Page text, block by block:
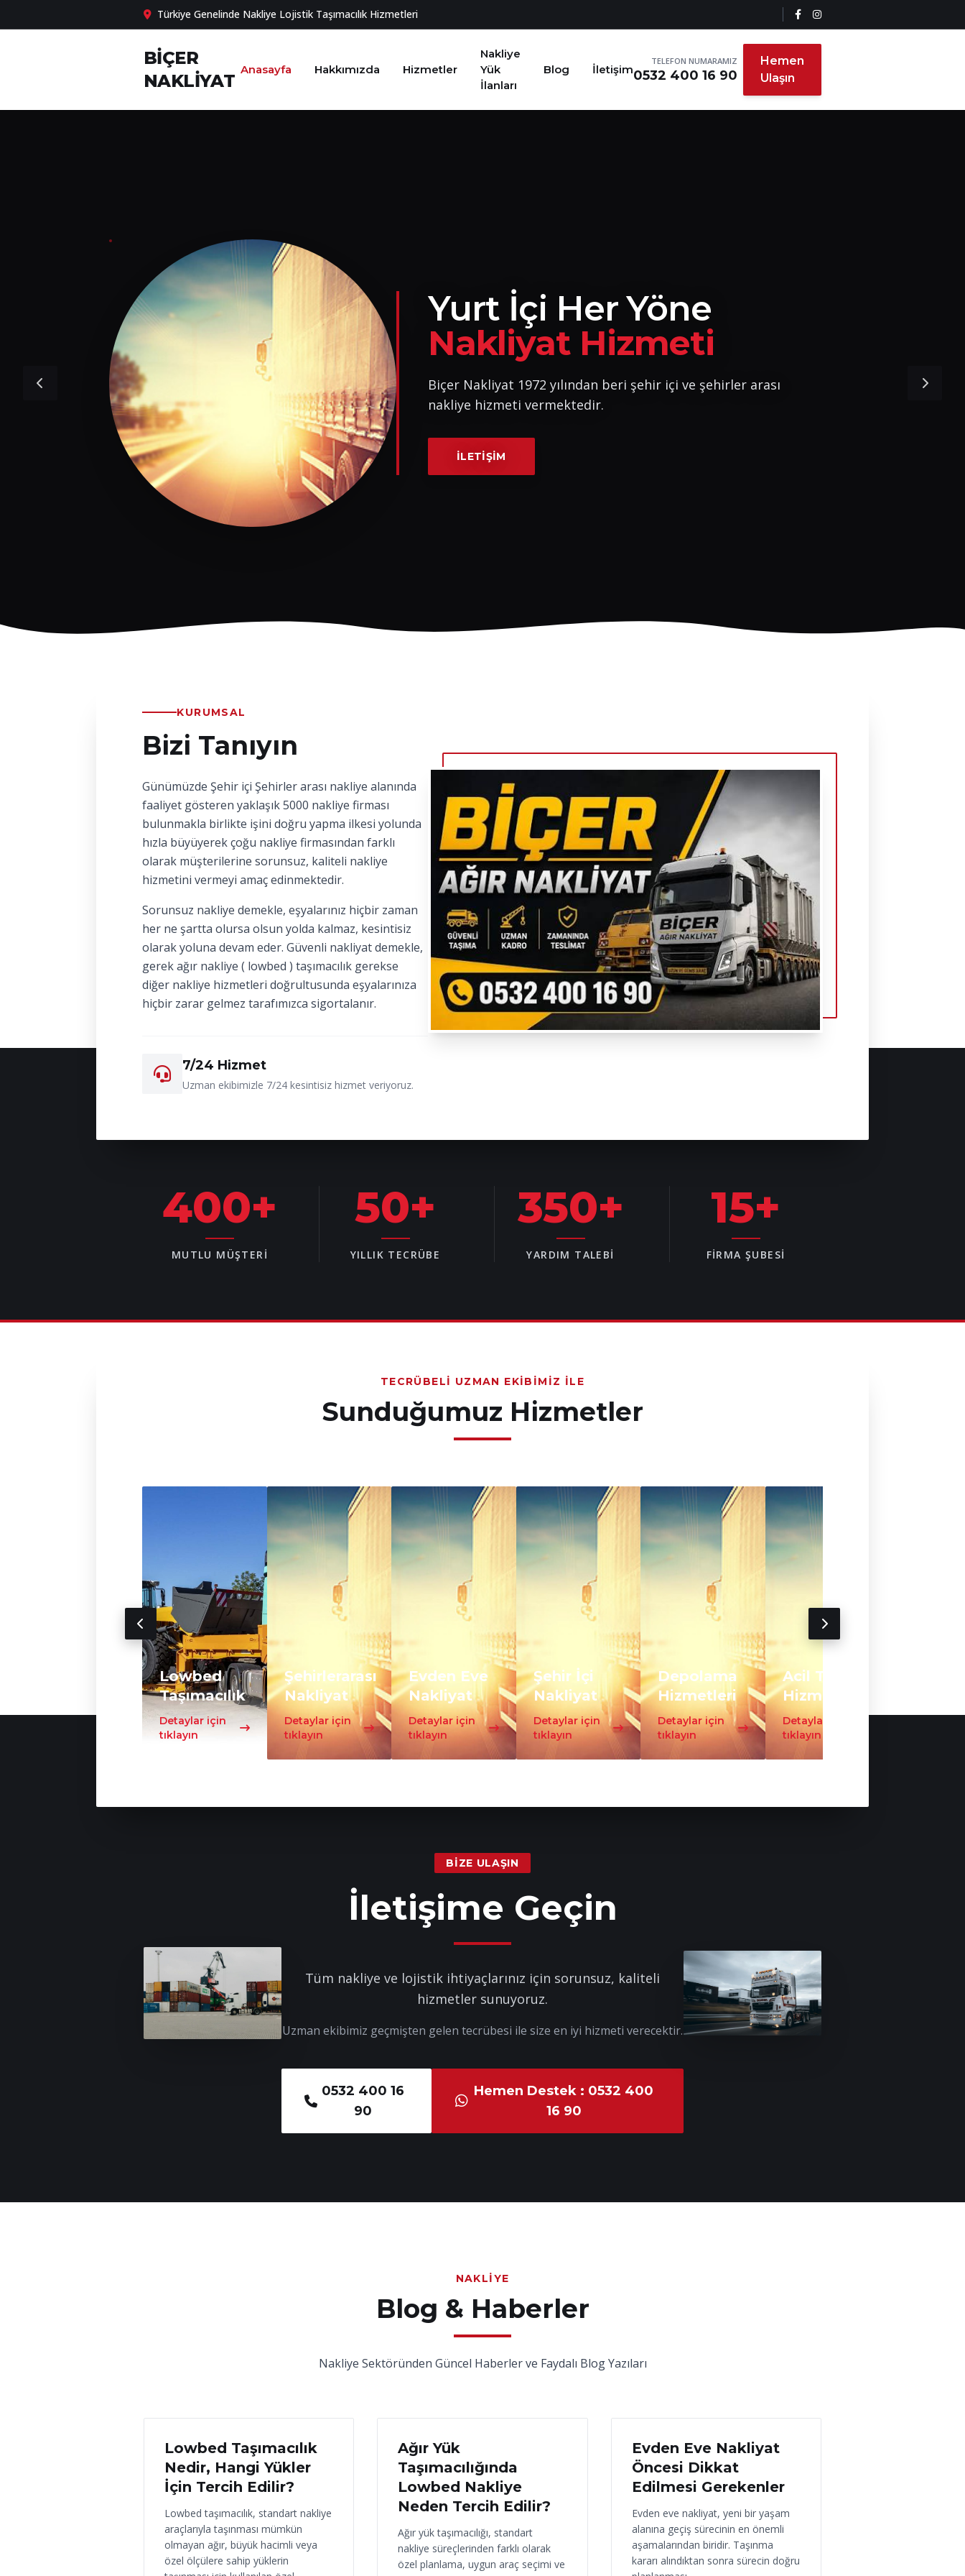
Türkiye Genelinde Nakliye Lojistik Taşımacılık Hizmetleri
BİÇER
NAKLİYAT
Anasayfa Hakkımızda Hizmetler
Nakliye
Yük
İlanları
Blog İletişim
TELEFON NUMARAMIZ
0532 400 16 90
Hemen
Ulaşın
Yurt İçi Her Yöne
Nakliyat Hizmeti
Biçer Nakliyat 1972 yılından beri şehir içi ve şehirler arası
nakliye hizmeti vermektedir.
İLETIŞIM
KURUMSAL
Bizi Tanıyın
Günümüzde Şehir içi Şehirler arası nakliye alanında
faaliyet gösteren yaklaşık 5000 nakliye firması
bulunmakla birlikte işini doğru yapma ilkesi yolunda
hızla büyüyerek çoğu nakliye firmasından farklı
olarak müşterilerine sorunsuz, kaliteli nakliye
hizmetini vermeyi amaç edinmektedir.
Sorunsuz nakliye demekle, eşyalarınız hiçbir zaman
her ne şartta olursa olsun yolda kalmaz, kesintisiz
olarak yoluna devam eder. Güvenli nakliyat demekle,
gerek ağır nakliye ( lowbed ) taşımacılık gerekse
diğer nakliye hizmetleri doğrultusunda eşyalarınıza
hiçbir zarar gelmez tarafımızca sigortalanır.
7/24 Hizmet
Uzman ekibimizle 7/24 kesintisiz hizmet veriyoruz.
400+
MUTLU MÜŞTERI
50+
YILLIK TECRÜBE
350+
YARDIM TALEBI
15+
FIRMA ŞUBESI
TECRÜBELI UZMAN EKIBIMIZ İLE
Sunduğumuz Hizmetler
Lowbed
Taşımacılık
Detaylar için
tıklayın
Şehirlerarası
Nakliyat
Detaylar için
tıklayın
Evden Eve
Nakliyat
Detaylar için
tıklayın
Şehir İçi
Nakliyat
Detaylar için
tıklayın
Depolama
Hizmetleri
Detaylar için
tıklayın
Acil Taşıma
Hizmeti
Detaylar için
tıklayın
BIZE ULAŞIN
İletişime Geçin
Tüm nakliye ve lojistik ihtiyaçlarınız için sorunsuz, kaliteli
hizmetler sunuyoruz.
Uzman ekibimiz geçmişten gelen tecrübesi ile size en iyi hizmeti verecektir.
0532 400 16
90
Hemen Destek : 0532 400
16 90
NAKLIYE
Blog & Haberler
Nakliye Sektöründen Güncel Haberler ve Faydalı Blog Yazıları
18 Haziran 2026
Lowbed Taşımacılık
Nedir, Hangi Yükler
İçin Tercih Edilir?
Lowbed taşımacılık, standart nakliye
araçlarıyla taşınması mümkün
olmayan ağır, büyük hacimli veya
özel ölçülere sahip yüklerin
17 Haziran 2026
Ağır Yük
Taşımacılığında
Lowbed Nakliye
Neden Tercih Edilir?
Ağır yük taşımacılığı, standart
nakliye süreçlerinden farklı olarak
özel planlama, uygun araç seçimi ve
16 Haziran 2026
Evden Eve Nakliyat
Öncesi Dikkat
Edilmesi Gerekenler
Evden eve nakliyat, yeni bir yaşam
alanına geçiş sürecinin en önemli
aşamalarından biridir. Taşınma
kararı alındıktan sonra sürecin doğru